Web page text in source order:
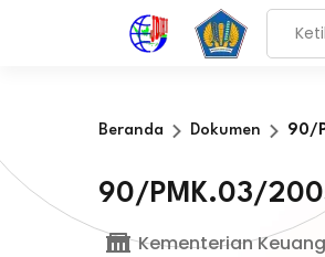
Beranda Dokumen 90/
90/PMK.03/
Kementerian